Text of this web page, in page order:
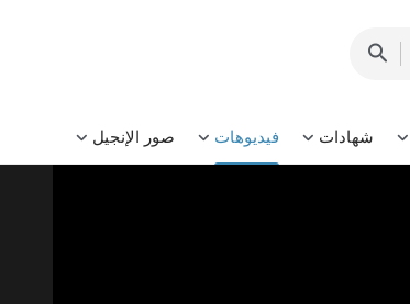
شهادات فيديوهات صور الإنجيل